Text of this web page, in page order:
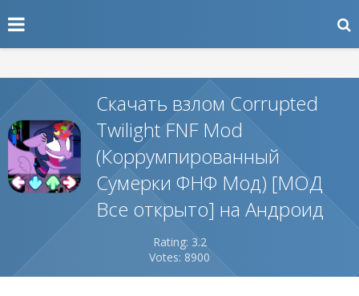
Скачать взлом Corrupted
Twilight FNF Mod
(Коррумпированный
Сумерки ФНФ Мод) [МОД
Все открыто] на Андроид
Rating: 3.2
Votes: 8900